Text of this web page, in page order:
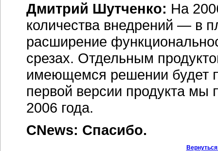
Дмитрий Шутченко: На
количества внедрений — в
расширение
срезах. Отдельным
имеющемся решении будет
первой версии продукта
2006 года.
CNews: Спасибо.